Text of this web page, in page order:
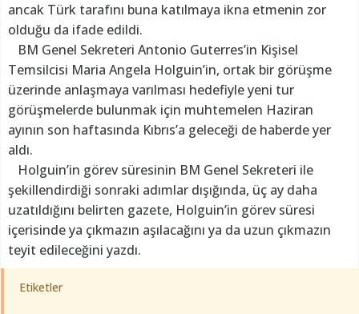
ancak Türk tarafını buna katılmaya ikna etmenin zor
olduğu da ifade edildi.
BM Genel Sekreteri Antonio Guterres’in Kişisel
Temsilcisi Maria Angela Holguin’in, ortak bir görüşme
üzerinde anlaşmaya varılması hedefiyle yeni tur
görüşmelerde bulunmak için muhtemelen Haziran
ayının son haftasında Kıbrıs’a geleceği de haberde yer
aldı.
Holguin’in görev süresinin BM Genel Sekreteri ile
şekillendirdiği sonraki adımlar dışığında, üç ay daha
uzatıldığını belirten gazete, Holguin’in görev süresi
içerisinde ya çıkmazın aşılacağını ya da uzun çıkmazın
teyit edileceğini yazdı.
Etiketler